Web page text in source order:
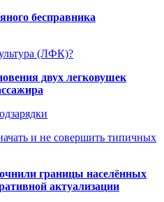
бесправника
(ЛФК)?
двух легковушек
и не совершить типичных
границы населённых
актуализации